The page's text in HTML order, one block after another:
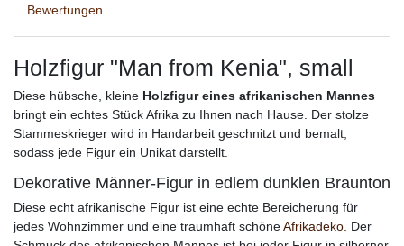
Bewertungen
Holzfigur "Man from Kenia", small
Diese hübsche, kleine Holzfigur eines afrikanischen Mannes
bringt ein echtes Stück Afrika zu Ihnen nach Hause. Der stolze
Stammeskrieger wird in Handarbeit geschnitzt und bemalt,
sodass jede Figur ein Unikat darstellt.
Dekorative Männer-Figur in edlem dunklen Braunton
Diese echt afrikanische Figur ist eine echte Bereicherung für
jedes Wohnzimmer und eine traumhaft schöneAfrikadeko. Der